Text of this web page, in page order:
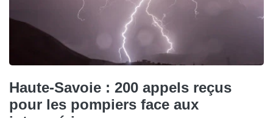
Haute-Savoie : 200 appels reçus
pour les pompiers face aux